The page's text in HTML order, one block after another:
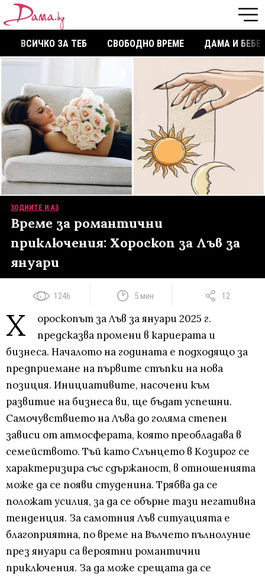
ВСИЧКО ЗА ТЕБ СВОБОДНО ВРЕМЕ ДАМА И БЕБЕ
ЗОДИИТЕ И АЗ
Време за романтични
приключения: Хороскоп за Лъв за
януари
1246 5 мин 12
Х
ороскопът за Лъв за януари 2025 г.
предсказва промени в кариерата и
бизнеса. Началото на годината е подходящо за
предприемане на първите стъпки на нова
позиция. Инициативите, насочени към
развитие на бизнеса ви, ще бъдат успешни.
Самочувствието на Лъва до голяма степен
зависи от атмосферата, която преобладава в
семейството. Тъй като Слънцето в Козирог се
характеризира със сдържаност, в отношенията
може да се появи студенина. Трябва да се
положат усилия, за да се обърне тази негативна
тенденция. За самотния Лъв ситуацията е
благоприятна, по време на Вълчето пълнолуние
през януари са вероятни романтични
приключения. За да може срещата да се